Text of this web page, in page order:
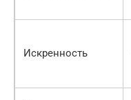
Искренность